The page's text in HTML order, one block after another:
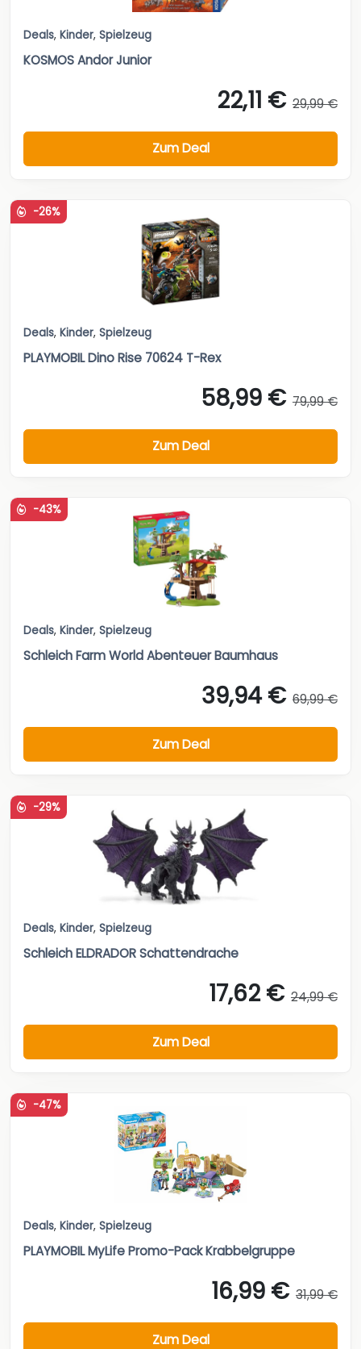
Deals, Kinder, Spielzeug
KOSMOS Andor Junior
22,11 € 29,99 €
Zum Deal
-26%
Deals, Kinder, Spielzeug
PLAYMOBIL Dino Rise 70624 T-Rex
58,99 € 79,99 €
Zum Deal
-43%
Deals, Kinder, Spielzeug
Schleich Farm World Abenteuer Baumhaus
39,94 € 69,99 €
Zum Deal
-29%
Deals, Kinder, Spielzeug
Schleich ELDRADOR Schattendrache
17,62 € 24,99 €
Zum Deal
-47%
Deals, Kinder, Spielzeug
PLAYMOBIL MyLife Promo-Pack Krabbelgruppe
16,99 € 31,99 €
Zum Deal